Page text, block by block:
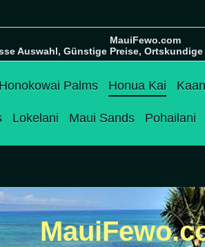
MauiFewo.com
Auswahl, Günstige Preise,
Honokowai Palms Honua Kai
Lokelani Maui Sands Pohailani